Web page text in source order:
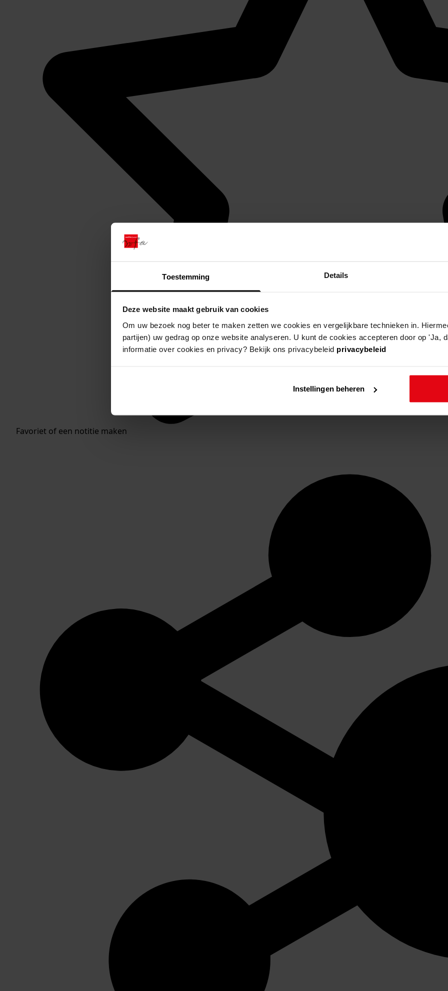
Toestemming Details
Deze website maakt gebruik van cookies
Om uw bezoek nog beter te maken zetten we cookies en vergelijkbare technieken in.
partijen) uw gedrag op onze website analyseren. U kunt de cookies accepteren door op 'Ja,
informatie over cookies en privacy? Bekijk ons privacybeleid privacybeleid
Instellingen beheren
Inventaris van de archieven van dorpen Nibbixwoud en Hauwert en de gemeente Nibbixwoud
Favoriet of een notitie maken